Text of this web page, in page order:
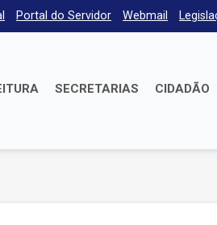
Portal do Servidor Webmail
SECRETARIAS CIDADÃO